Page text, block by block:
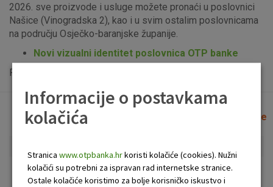
2026. sve proizvode i usluge možete pronaći u poslovnici
Našice (Vinogradska 2), kao i u svim ostalim poslovnicama
na području Osječko-baranjske županije.
Novi vizualni identitet poslovnica OTP banke
Popis uplatno-isplatnih bankomata možete vidjeti
Lista poslovnica i bankomata Očisti filtere
Bankomat Poslovnica
Informacije o postavkama
kolačića
Stranica www.otpbanka.hrkoristi kolačiće (cookies). Nužni
kolačići su potrebni za ispravan rad internetske stranice.
Ostale kolačiće koristimo za bolje korisničko iskustvo i